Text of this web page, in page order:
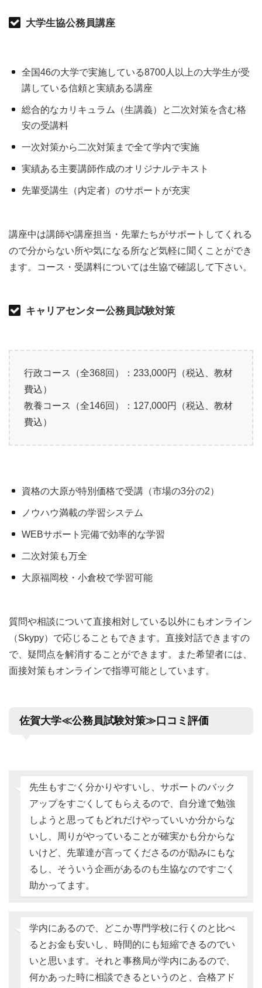
大学生協公務員講座
全国46の大学で実施している8700人以上の大学生が受
講している信頼と実績ある講座
総合的なカリキュラム（生講義）と二次対策を含む格
安の受講料
一次対策から二次対策まで全て学内で実施
実績ある主要講師作成のオリジナルテキスト
先輩受講生（内定者）のサポートが充実
講座中は講師や講座担当・先輩たちがサポートしてくれる
ので分からない所や気になる所など気軽に聞くことができ
ます。コース・受講料については生協で確認して下さい。
キャリアセンター公務員試験対策
行政コース（全368回）：233,000円（税込、教材
費込）
教養コース（全146回）：127,000円（税込、教材
費込）
資格の大原が特別価格で受講（市場の3分の2）
ノウハウ満載の学習システム
WEBサポート完備で効率的な学習
二次対策も万全
大原福岡校・小倉校で学習可能
質問や相談について直接相対している以外にもオンライン
（Skypy）で応じることもできます。直接対話できますの
で、疑問点を解消することができます。また希望者には、
面接対策もオンラインで指導可能としています。
佐賀大学≪公務員試験対策≫口コミ評価
先生もすごく分かりやすいし、サポートのバック
アップをすごくしてもらえるので、自分達で勉強
しようと思ってもどれだけやっていいか分からな
いし、周りがやっていることが確実かも分からな
いけど、先輩達が言ってくださるのが励みにもな
るし、そういう企画があるのも生協なのですごく
助かってます。
学内にあるので、どこか専門学校に行くのと比べ
るとお金も安いし、時間的にも短縮できるのでい
いと思います。それと事務局が学内にあるので、
何かあった時に相談できるというのと、合格アド